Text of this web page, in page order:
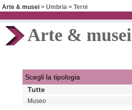
Arte & musei > Umbria > Terni
Arte & musei
Scegli la tipologia
Tutte
Museo